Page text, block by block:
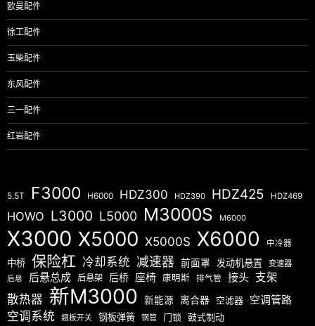
欧曼配件
徐工配件
玉柴配件
东风配件
三一配件
红岩配件
5.5T F3000 H6000 HDZ300 HDZ390 HDZ425 HDZ469
HOWO L3000 L5000 M3000S M6000
X3000 X5000 X5000S X6000 中冷器
中桥 保险杠 冷却系统 减速器 前面罩 发动机悬置 变速器
后悬 后悬总成 后悬架 后桥 座椅 康明斯 排气管 接头 支架
散热器 新M3000 新能源 离合器 空滤器 空调管路
空调系统 翘板开关 钢板弹簧 钢管 门锁 鼓式制动